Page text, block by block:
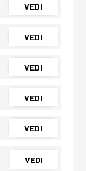
VEDI
VEDI
VEDI
VEDI
VEDI
VEDI